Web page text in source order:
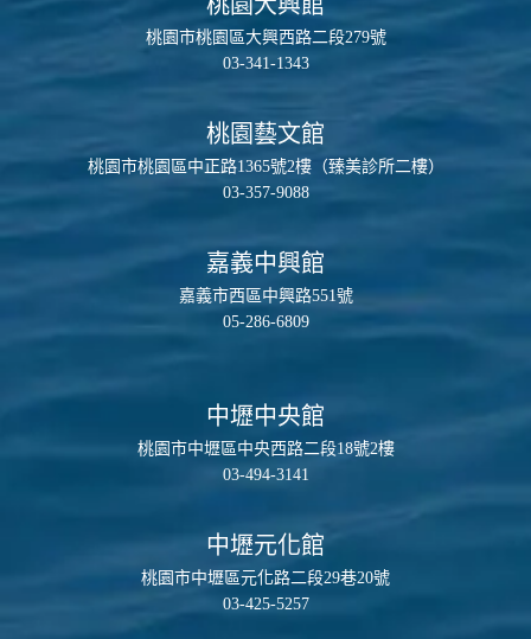
桃園市桃園區大興西路二段279號
03-341-1343
桃園藝文館
桃園市桃園區中正路1365號2樓（臻美診所二樓）
03-357-9088
嘉義中興館
嘉義市西區中興路551號
05-286-6809
中壢中央館
桃園市中壢區中央西路二段18號2樓
03-494-3141
中壢元化館
桃園市中壢區元化路二段29巷20號
03-425-5257